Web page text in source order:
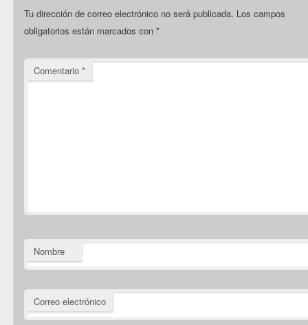
Tu dirección de correo electrónico no será publicada. Los campos
obligatorios están marcados con*
Comentario*
Nombre
Correo electrónico